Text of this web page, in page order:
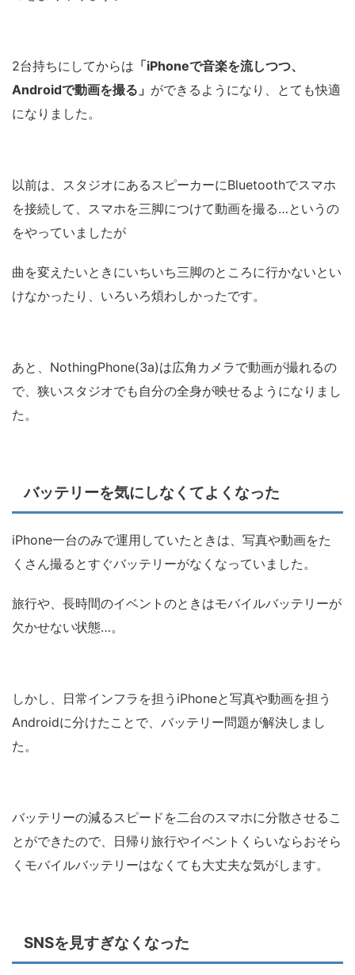
2台持ちにしてからは 「iPhoneで音楽を流しつつ、
Androidで動画を撮る」 ができるようになり、とても快適
になりました。
以前は、スタジオにあるスピーカーにBluetoothでスマホ
を接続して、スマホを三脚につけて動画を撮る…というの
をやっていましたが
曲を変えたいときにいちいち三脚のところに行かないとい
けなかったり、いろいろ煩わしかったです。
あと、NothingPhone(3a)は広角カメラで動画が撮れるの
で、狭いスタジオでも自分の全身が映せるようになりまし
た。
バッテリーを気にしなくてよくなった
iPhone一台のみで運用していたときは、写真や動画をた
くさん撮るとすぐバッテリーがなくなっていました。
旅行や、長時間のイベントのときはモバイルバッテリーが
欠かせない状態…。
しかし、日常インフラを担うiPhoneと写真や動画を担う
Androidに分けたことで、バッテリー問題が解決しまし
た。
バッテリーの減るスピードを二台のスマホに分散させるこ
とができたので、日帰り旅行やイベントくらいならおそら
くモバイルバッテリーはなくても大丈夫な気がします。
SNSを見すぎなくなった